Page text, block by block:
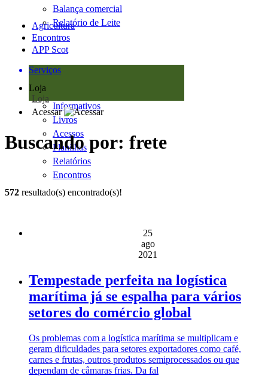
Balança comercial
Relatório de Leite
Agricultura
Encontros
APP Scot
Serviços
Loja
Loja
Informativos
Livros
Acessos
Planilhas
Relatórios
Encontros
Acessar
Buscando por: frete
572 resultado(s) encontrado(s)!
25
ago
2021
Tempestade perfeita na logística
marítima já se espalha para vários
setores do comércio global
Os problemas com a logística marítima se multiplicam e
geram dificuldades para setores exportadores como café,
carnes e frutas, outros produtos semiprocessados ou que
dependam de câmaras frias. Da fal